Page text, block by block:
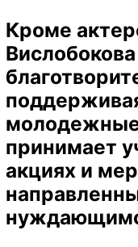
Кроме
принимает
акциях и